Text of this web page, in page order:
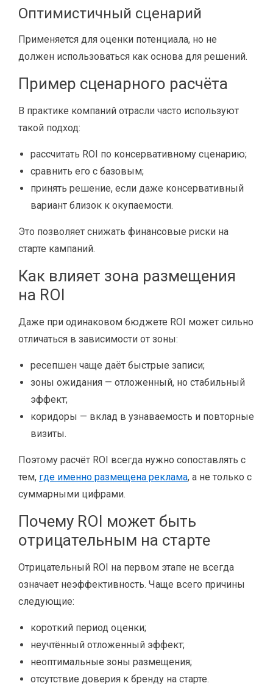
Оптимистичный сценарий
Применяется для оценки потенциала, но не
должен использоваться как основа для решений.
Пример сценарного расчёта
В практике компаний отрасли часто используют
такой подход:
рассчитать ROI по консервативному сценарию;
сравнить его с базовым;
принять решение, если даже консервативный
вариант близок к окупаемости.
Это позволяет снижать финансовые риски на
старте кампаний.
Как влияет зона размещения
на ROI
Даже при одинаковом бюджете ROI может сильно
отличаться в зависимости от зоны:
ресепшен чаще даёт быстрые записи;
зоны ожидания — отложенный, но стабильный
эффект;
коридоры — вклад в узнаваемость и повторные
визиты.
Поэтому расчёт ROI всегда нужно сопоставлять с
тем, где именно размещена реклама, а не только с
суммарными цифрами.
Почему ROI может быть
отрицательным на старте
Отрицательный ROI на первом этапе не всегда
означает неэффективность. Чаще всего причины
следующие:
короткий период оценки;
неучтённый отложенный эффект;
неоптимальные зоны размещения;
отсутствие доверия к бренду на старте.